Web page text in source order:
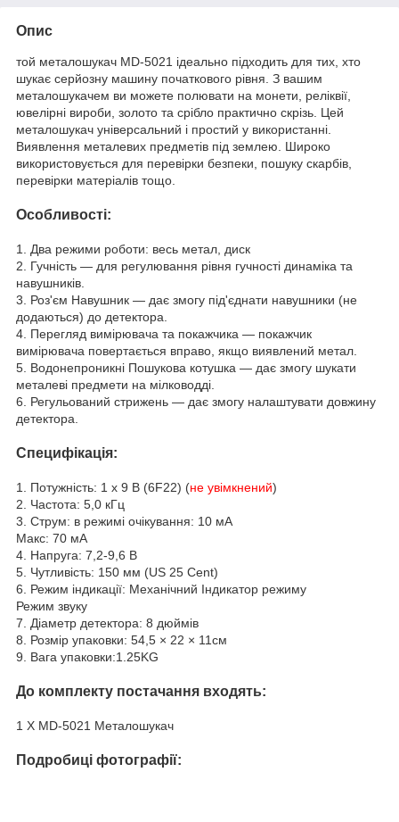
Опис
той металошукач MD-5021 ідеально підходить для тих, хто
шукає серйозну машину початкового рівня. З вашим
металошукачем ви можете полювати на монети, реліквії,
ювелірні вироби, золото та срібло практично скрізь. Цей
металошукач універсальний і простий у використанні.
Виявлення металевих предметів під землею. Широко
використовується для перевірки безпеки, пошуку скарбів,
перевірки матеріалів тощо.
Особливості:
1. Два режими роботи: весь метал, диск
2. Гучність — для регулювання рівня гучності динаміка та
навушників.
3. Роз'єм Навушник — дає змогу під'єднати навушники (не
додаються) до детектора.
4. Перегляд вимірювача та покажчика — покажчик
вимірювача повертається вправо, якщо виявлений метал.
5. Водонепроникні Пошукова котушка — дає змогу шукати
металеві предмети на мілководді.
6. Регульований стрижень — дає змогу налаштувати довжину
детектора.
Специфікація:
1. Потужність: 1 х 9 В (6F22) (не увімкнений)
2. Частота: 5,0 кГц
3. Струм: в режимі очікування: 10 мА
Макс: 70 мА
4. Напруга: 7,2-9,6 В
5. Чутливість: 150 мм (US 25 Cent)
6. Режим індикації: Механічний Індикатор режиму
Режим звуку
7. Діаметр детектора: 8 дюймів
8. Розмір упаковки: 54,5 × 22 × 11см
9. Вага упаковки:1.25KG
До комплекту постачання входять:
1 X MD-5021 Металошукач
Подробиці фотографії: